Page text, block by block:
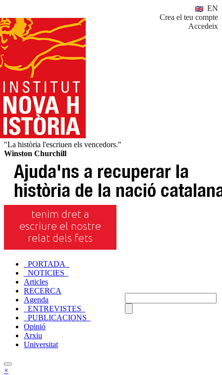
EN
Crea el teu compte
Accedeix
"La història l'escriuen els vencedors."
Winston Churchill
_PORTADA_
_NOTICIES_
Articles
RECERCA
Agenda
_ENTREVISTES_
_PUBLICACIONS_
Opinió
Arxiu
Universitat
×